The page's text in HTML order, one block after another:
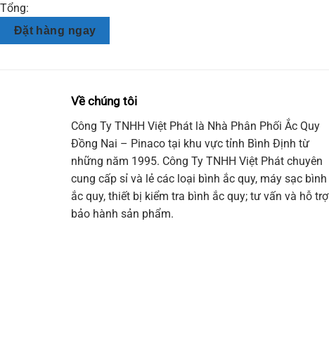
Tổng:
Đặt hàng ngay
Về chúng tôi
Công Ty TNHH Việt Phát là Nhà Phân Phối Ắc Quy
Đồng Nai – Pinaco tại khu vực tỉnh Bình Định từ
những năm 1995. Công Ty TNHH Việt Phát chuyên
cung cấp sỉ và lẻ các loại bình ắc quy, máy sạc bình
ắc quy, thiết bị kiểm tra bình ắc quy; tư vấn và hỗ trợ
bảo hành sản phẩm.